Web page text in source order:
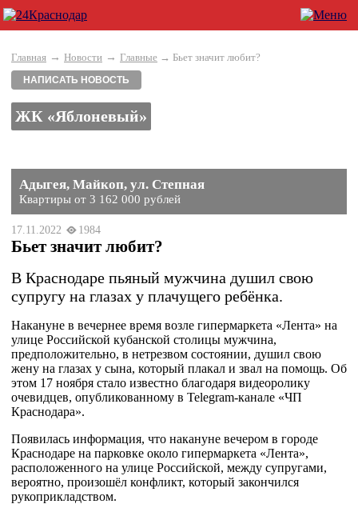
Главная → Новости → Главные → Бьет значит любит?
НАПИСАТЬ НОВОСТЬ
ЖК «Яблоневый»
Адыгея, Майкоп, ул. Степная
Квартиры от 3 162 000 рублей
17.11.2022 1984
Бьет значит любит?
В Краснодаре пьяный мужчина душил свою
супругу на глазах у плачущего ребёнка.
Накануне в вечернее время возле гипермаркета «Лента» на
улице Российской кубанской столицы мужчина,
предположительно, в нетрезвом состоянии, душил свою
жену на глазах у сына, который плакал и звал на помощь. Об
этом 17 ноября стало известно благодаря видеоролику
очевидцев, опубликованному в Telegram-канале «ЧП
Краснодара».
Появилась информация, что накануне вечером в городе
Краснодаре на парковке около гипермаркета «Лента»,
расположенного на улице Российской, между супругами,
вероятно, произошёл конфликт, который закончился
рукоприкладством.